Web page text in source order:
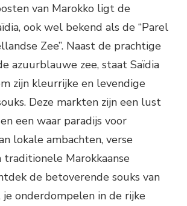
van Marokko ligt de
ook wel bekend als de “Parel
Zee”. Naast de prachtige
azuurblauwe zee, staat Saïdia
zijn kleurrijke en levendige
Deze markten zijn een lust
een waar paradijs voor
lokale ambachten, verse
Marokkaanse
de betoverende souks van
je onderdompelen in de rijke